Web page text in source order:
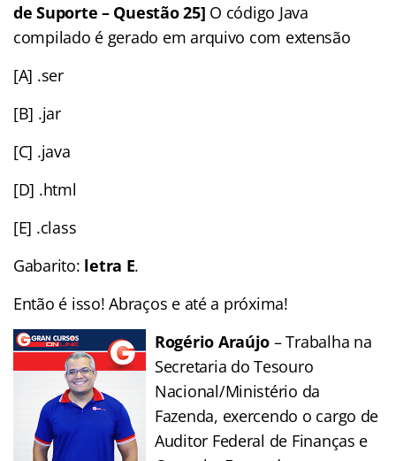
de Suporte – Questão 25] O código Java
compilado é gerado em arquivo com extensão
[A] .ser
[B] .jar
[C] .java
[D] .html
[E] .class
Gabarito: letra E.
Então é isso! Abraços e até a próxima!
Rogério Araújo – Trabalha na
Secretaria do Tesouro
Nacional/Ministério da
Fazenda, exercendo o cargo de
Auditor Federal de Finanças e